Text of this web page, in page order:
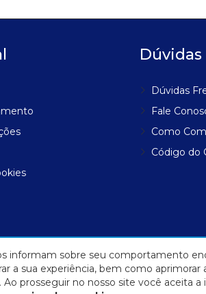
Dúvidas
Dúvidas
Fale
Como
Código do
informam sobre seu comportamento
a sua experiência, bem como aprimorar
prosseguir no nosso site você aceita a